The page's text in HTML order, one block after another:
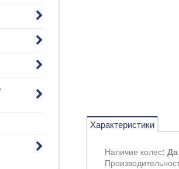
Характеристики
Наличие колес: Да